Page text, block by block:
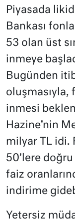
Piyasada
Bankası
53 olan üst
inmeye
Bugünden
oluşmasıyla,
inmesi
Hazine’nin
milyar TL idi.
50’lere
faiz
indirime
Yetersiz